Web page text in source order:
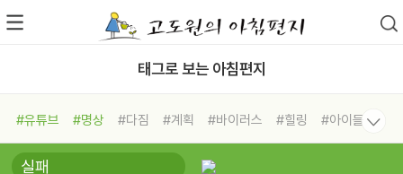
태그로 보는 아침편지
#유튜브 #명상 #다짐 #계획 #바이러스 #힐링
#아이들
#비전캠프
#독서캠프 #삶